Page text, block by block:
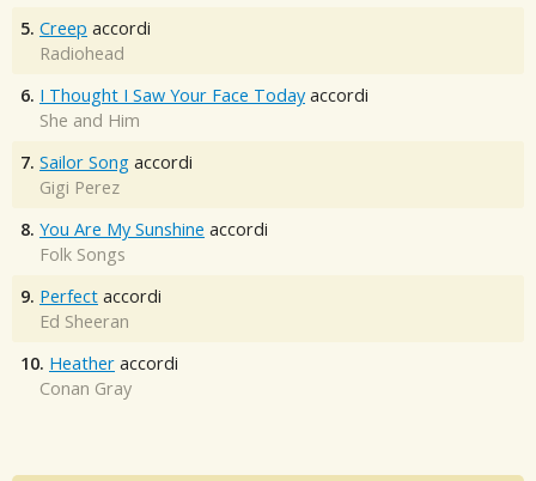
5. Creep accordi
Radiohead
6. I Thought I Saw Your Face Today accordi
She and Him
7. Sailor Song accordi
Gigi Perez
8. You Are My Sunshine accordi
Folk Songs
9. Perfect accordi
Ed Sheeran
10. Heather accordi
Conan Gray